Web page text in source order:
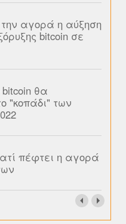
αγορά η αύξηση
bitcoin σε
bitcoin θα
"κοπάδι" των
πέφτει η αγορά